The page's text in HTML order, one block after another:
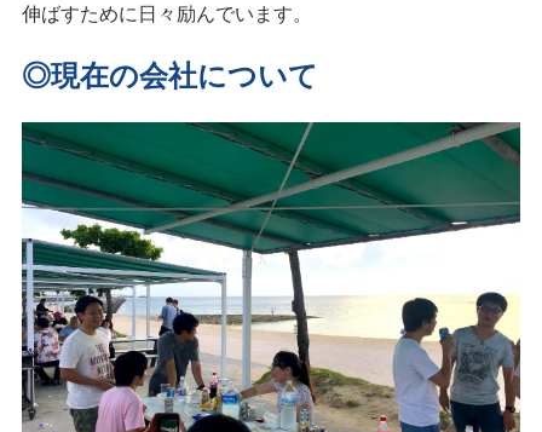
伸ばすために日々励んでいます。
◎現在の会社について